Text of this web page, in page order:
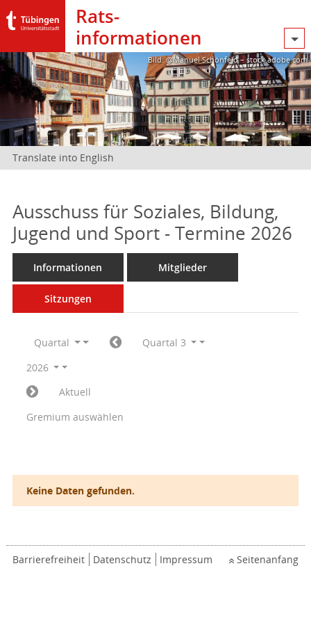
Rats­
informationen
Bild: @Manuel Schönfeld – stock.adobe.com
Translate into English
Ausschuss für Soziales, Bildung,
Jugend und Sport - Termine 2026
Informationen Mitglieder
Sitzungen
Quartal
Quartal 3
2026
Aktuell
Gremium auswählen
Keine Daten gefunden.
Barrierefreiheit Datenschutz Impressum Seitenanfang